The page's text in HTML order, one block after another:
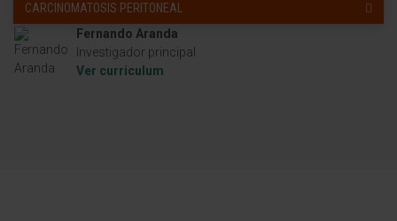
CARCINOMATOSIS PERITONEAL
Fernando Aranda
Investigador principal
Ver curriculum